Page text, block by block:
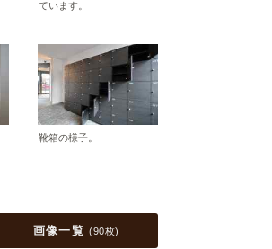
ています。
靴箱の様子。
画像一覧 (90枚)